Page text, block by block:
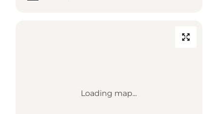
Loading map...